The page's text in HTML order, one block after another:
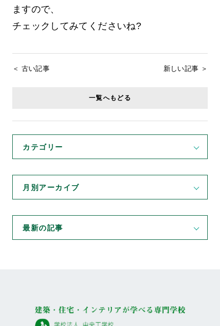
ますので、
チェックしてみてくださいね?
＜ 古い記事 新しい記事 ＞
一覧へもどる
カテゴリー
月別アーカイブ
最新の記事